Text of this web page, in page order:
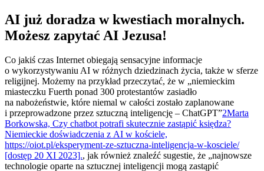
AI już doradza w kwestiach moralnych.
Możesz zapytać AI Jezusa!
Co jakiś czas Internet obiegają sensacyjne informacje
o wykorzystywaniu AI w różnych dziedzinach życia, także w sferze
religijnej. Możemy na przykład przeczytać, że w „niemieckim
miasteczku Fuerth ponad 300 protestantów zasiadło
na nabożeństwie, które niemal w całości zostało zaplanowane
i przeprowadzone przez sztuczną inteligencję – ChatGPT”2Marta
Borkowska, Czy chatbot potrafi skutecznie zastąpić księdza?
Niemieckie doświadczenia z AI w kościele,
https://oiot.pl/eksperyment-ze-sztuczna-inteligencja-w-kosciele/
[dostęp 20 XI 2023]., jak również znaleźć sugestie, że „najnowsze
technologie oparte na sztucznej inteligencji mogą zastąpić